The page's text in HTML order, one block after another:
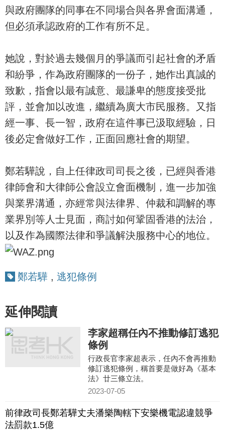
與政府團隊的同事在不同場合與各界會面溝通，
但必須承認政府的工作有所不足。
她說，對於過去幾個月的爭議而引起社會的矛盾
和紛爭，作為政府團隊的一份子，她作出真誠的
致歉，指會以最有誠意、最謙卑的態度接受批
評，並會加以改進，繼續為廣大市民服務。又指
經一事、長一智，政府在這件事已汲取經驗，日
後必定會做好工作，正面回應社會的期望。
鄭若驊說，自上任律政司司長之後，已經與香港
律師會和大律師公會設立會面機制，進一步加強
與業界溝通，亦經常與法律界、仲裁和調解的專
業界別等人士見面，商討如何鞏固香港的法治，
以及作為國際法律和爭議解決服務中心的地位。
鄭若驊 , 逃犯條例
延伸閱讀
李家超稱任內不推動修訂逃犯
條例
行政長官李家超表示，任內不會再推動
修訂逃犯條例，稱首要是做好為《基本
法》廿三條立法。
2023-07-05
前律政司長鄭若驊丈夫潘樂陶轄下安樂機電認違競爭
法罰款1.5億